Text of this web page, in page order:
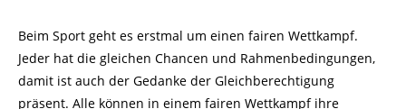
Beim Sport geht es erstmal um einen fairen Wettkampf.
Jeder hat die gleichen Chancen und Rahmenbedingungen,
damit ist auch der Gedanke der Gleichberechtigung
präsent. Alle können in einem fairen Wettkampf ihre